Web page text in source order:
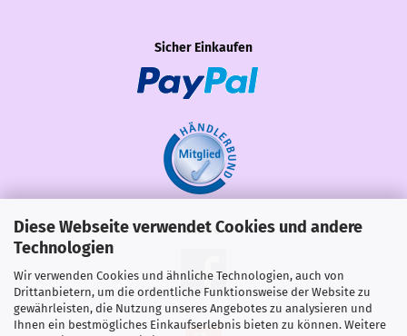
Diese Webseite verwendet Cookies und andere
Technologien
Wir verwenden Cookies und ähnliche Technologien, auch von
Drittanbietern, um die ordentliche Funktionsweise der Website zu
gewährleisten, die Nutzung unseres Angebotes zu analysieren und
Ihnen ein bestmögliches Einkaufserlebnis bieten zu können. Weitere
Sicher Einkaufen
Share